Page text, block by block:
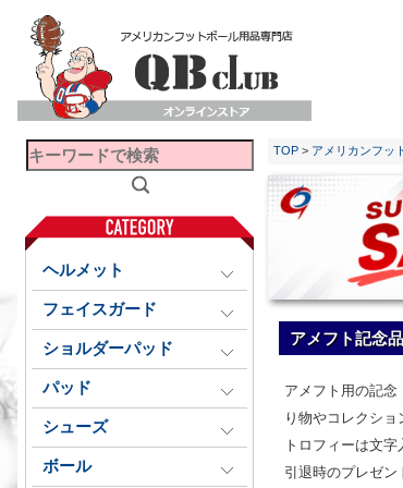
ヘルメット
フェイスガード
ショルダーパッド
パッド
シューズ
ボール
TOP > アメリカンフッ
アメフト記念品
アメフト用の記
り物やコレクショ
トロフィーは文
引退時のプレゼン